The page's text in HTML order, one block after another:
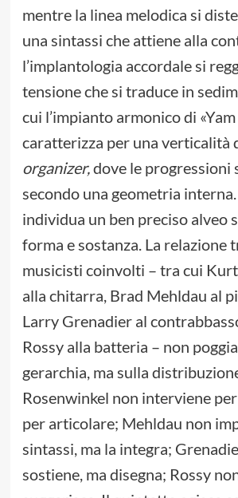
mentre la linea melodica si
una sintassi che attiene alla
l’implantologia accordale si
tensione che si traduce in
cui l’impianto armonico di «Yam
caratterizza per una verticalità
organizer,dove le progressioni
secondo una geometria
individua un ben preciso alveo
forma e sostanza. La relazione
musicisti coinvolti – tra cui
alla chitarra, Brad Mehldau al
Larry Grenadier al
Rossy alla batteria – non
gerarchia, ma sulla
Rosenwinkel non interviene
per articolare; Mehldau non
sintassi, ma la integra;
sostiene, ma disegna; Rossy